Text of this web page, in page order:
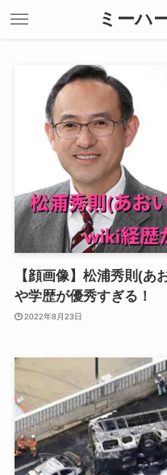
ミーハ
【顔画像】松浦秀則(あ
や学歴が優秀すぎる！
2022年8月23日